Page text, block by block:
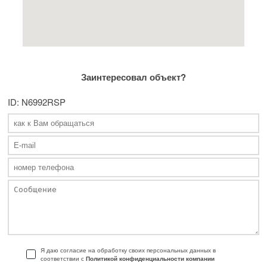
Заинтересовал объект?
ID: N6992RSP
Я даю согласие на обработку своих персональных данных в
соответствии с Политикой конфиденциальности компании